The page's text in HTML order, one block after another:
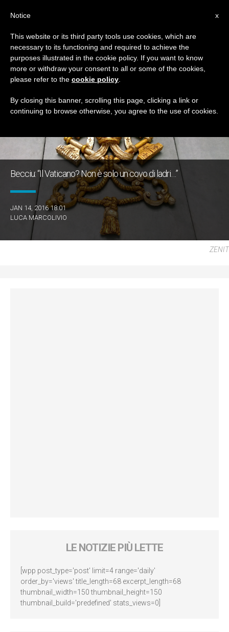
TAG
Posts Tagged ‘obolo’
ULTIME NOTIZIE
Becciu: “Il Vaticano? Non è solo un covo di ladri…”
JAN 14, 2016 18:01
LUCA MARCOLIVIO
ZENIT
LE NOTIZIE PIÙ LETTE
[wpp post_type='post' limit=4 range='daily'
order_by='views' title_length=68 excerpt_length=68
thumbnail_width=150 thumbnail_height=150
thumbnail_build='predefined' stats_views=0]
x
Notice
This website or its third party tools use cookies, which are
necessary to its functioning and required to achieve the
purposes illustrated in the cookie policy. If you want to know
more or withdraw your consent to all or some of the cookies,
please refer to the cookie policy
By closing this banner, scrolling this page, clicking a link or
continuing to browse otherwise, you agree to the use of cookies.